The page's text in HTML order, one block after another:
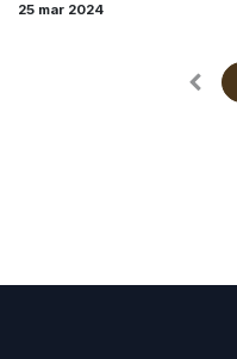
25 mar 2024